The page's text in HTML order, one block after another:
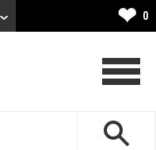
❤ 0